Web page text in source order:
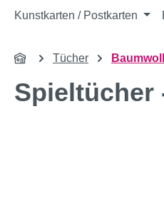
Kunstkarten / Postkarten
Tücher
Spieltücher